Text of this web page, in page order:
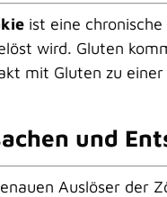
ist eine
wird. Gluten
mit Gluten zu
und
Auslöser der